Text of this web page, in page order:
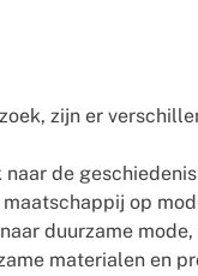
zijn er
de
op
duurzame
materialen en